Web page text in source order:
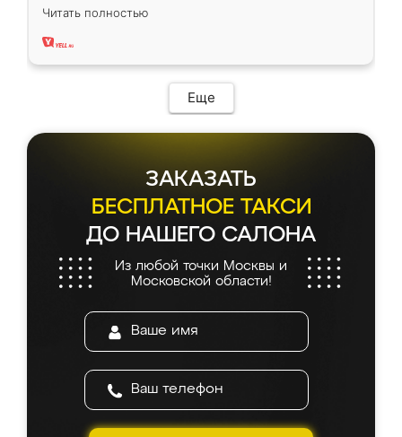
вполне довольна. Служит кухня уже почти
два года, нареканий нет.
Читать полностью
Еще
ЗАКАЗАТЬ
БЕСПЛАТНОЕ ТАКСИ
ДО НАШЕГО САЛОНА
Из любой точки Москвы и
Московской области!